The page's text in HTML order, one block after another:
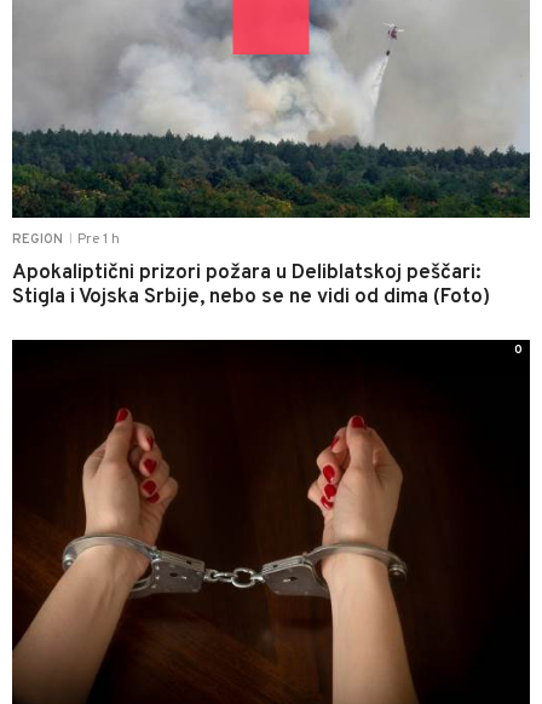
REGION Pre 1 h
Apokaliptični prizori požara u Deliblatskoj peščari:
Stigla i Vojska Srbije, nebo se ne vidi od dima (Foto)
0